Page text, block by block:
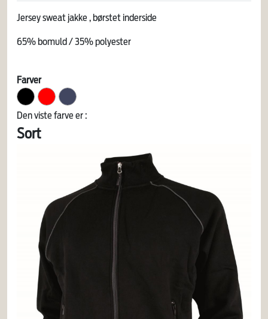
Jersey sweat jakke , børstet inderside
65% bomuld / 35% polyester
Farver
Den viste farve er :
Sort